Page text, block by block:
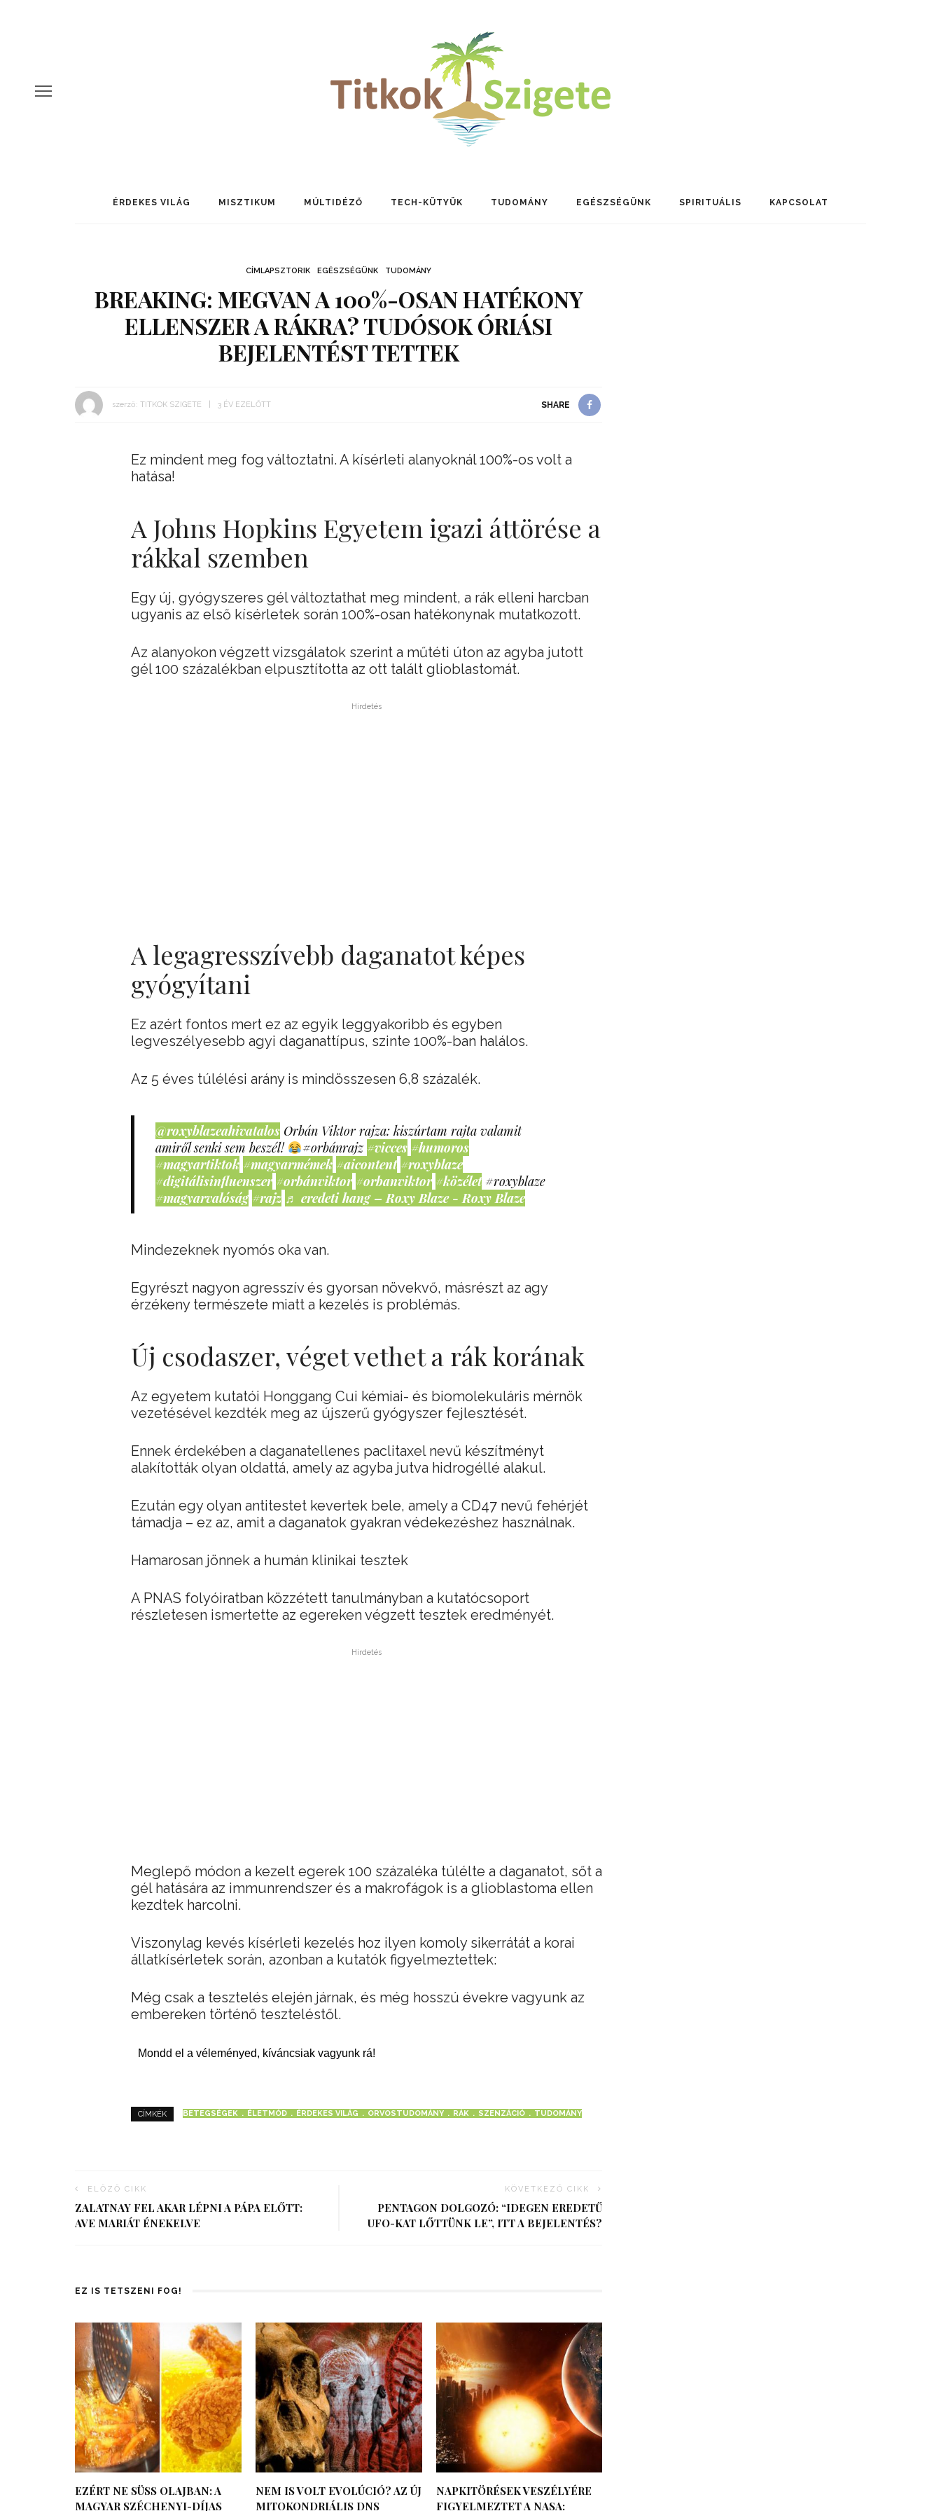
ÉRDEKES VILÁG MISZTIKUM MÚLTIDÉZŐ TECH-KÜTYÜK TUDOMÁNY EGÉSZSÉGÜNK SPIRITUÁLIS KAPCSOLAT
CÍMLAPSZTORIK EGÉSZSÉGÜNK TUDOMÁNY
BREAKING: MEGVAN A 100%-OSAN HATÉKONY
ELLENSZER A RÁKRA? TUDÓSOK ÓRIÁSI
BEJELENTÉST TETTEK
szerző: TITKOK SZIGETE 3 ÉV EZELŐTT SHARE
Ez mindent meg fog változtatni. A kísérleti alanyoknál 100%-os volt a
hatása!
A Johns Hopkins Egyetem igazi áttörése a
rákkal szemben
Egy új, gyógyszeres gél változtathat meg mindent, a rák elleni harcban
ugyanis az első kísérletek során 100%-osan hatékonynak mutatkozott.
Az alanyokon végzett vizsgálatok szerint a műtéti úton az agyba jutott
gél 100 százalékban elpusztította az ott talált glioblastomát.
Hirdetés
A legagresszívebb daganatot képes
gyógyítani
Ez azért fontos mert ez az egyik leggyakoribb és egyben
legveszélyesebb agyi daganattípus, szinte 100%-ban halálos.
Az 5 éves túlélési arány is mindösszesen 6,8 százalék.
@roxyblazeahivatalos Orbán Viktor rajza: kiszúrtam rajta valamit
amiről senki sem beszél!
#orbánrajz #vicces #humoros
#magyartiktok #magyarmémek #aicontent #roxyblaze
#digitálisinfluenszer #orbánviktor #orbanviktor #közélet #roxyblaze
#magyarvalóság #rajz ♬ eredeti hang – Roxy Blaze - Roxy Blaze
Mindezeknek nyomós oka van.
Egyrészt nagyon agresszív és gyorsan növekvő, másrészt az agy
érzékeny természete miatt a kezelés is problémás.
Új csodaszer, véget vethet a rák korának
Az egyetem kutatói Honggang Cui kémiai- és biomolekuláris mérnök
vezetésével kezdték meg az újszerű gyógyszer fejlesztését.
Ennek érdekében a daganatellenes paclitaxel nevű készítményt
alakították olyan oldattá, amely az agyba jutva hidrogéllé alakul.
Ezután egy olyan antitestet kevertek bele, amely a CD47 nevű fehérjét
támadja – ez az, amit a daganatok gyakran védekezéshez használnak.
Hamarosan jönnek a humán klinikai tesztek
A PNAS folyóiratban közzétett tanulmányban a kutatócsoport
részletesen ismertette az egereken végzett tesztek eredményét.
Hirdetés
Meglepő módon a kezelt egerek 100 százaléka túlélte a daganatot, sőt a
gél hatására az immunrendszer és a makrofágok is a glioblastoma ellen
kezdtek harcolni.
Viszonylag kevés kísérleti kezelés hoz ilyen komoly sikerrátát a korai
állatkísérletek során, azonban a kutatók figyelmeztettek:
Még csak a tesztelés elején járnak, és még hosszú évekre vagyunk az
embereken történő teszteléstől.
Mondd el a véleményed, kíváncsiak vagyunk rá!
CÍMKÉK BETEGSÉGEK ÉLETMÓD ÉRDEKES VILÁG ORVOSTUDOMÁNY RÁK SZENZÁCIÓ TUDOMÁNY
ELŐZŐ CIKK
ZALATNAY FEL AKAR LÉPNI A PÁPA ELŐTT:
AVE MARIÁT ÉNEKELVE
KÖVETKEZŐ CIKK
PENTAGON DOLGOZÓ: “IDEGEN EREDETŰ
UFO-KAT LŐTTÜNK LE”, ITT A BEJELENTÉS?
EZ IS TETSZENI FOG!
EZÉRT NE SÜSS OLAJBAN: A
MAGYAR SZÉCHENYI-DÍJAS
NEM IS VOLT EVOLÚCIÓ? AZ ÚJ
MITOKONDRIÁLIS DNS
NAPKITÖRÉSEK VESZÉLYÉRE
FIGYELMEZTET A NASA: